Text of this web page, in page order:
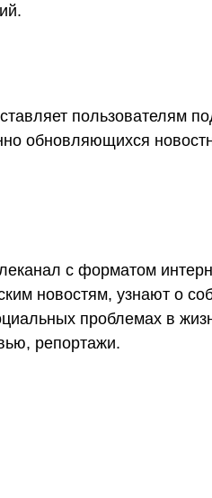
пользователям
обновляющихся
с форматом
новостям, узнают о
проблемах в
репортажи.